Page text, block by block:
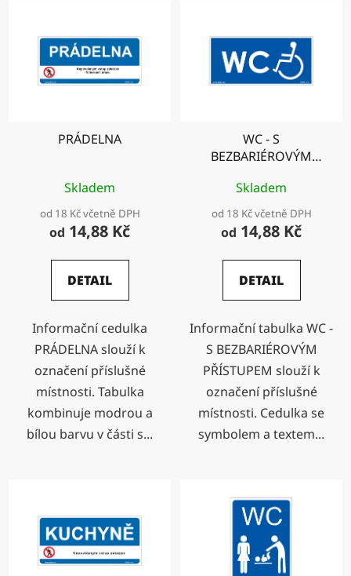
PRÁDELNA
Skladem
od 18 Kč včetně DPH
od 14,88 Kč
DETAIL
Informační cedulka
PRÁDELNA slouží k
označení příslušné
místnosti. Tabulka
kombinuje modrou a
bílou barvu v části s...
WC - S
BEZBARIÉROVÝM
Skladem
od 18 Kč včetně DPH
od 14,88 Kč
DETAIL
Informační tabulka WC -
S BEZBARIÉROVÝM
PŘÍSTUPEM slouží k
označení příslušné
místnosti. Cedulka se
symbolem a textem...